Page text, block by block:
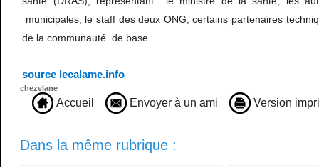
municipales, le staff des deux ONG, certains partenaires
de la communauté de base.
source lecalame.info
chezvlane
Accueil Envoyer à un ami Version
Dans la même rubrique :